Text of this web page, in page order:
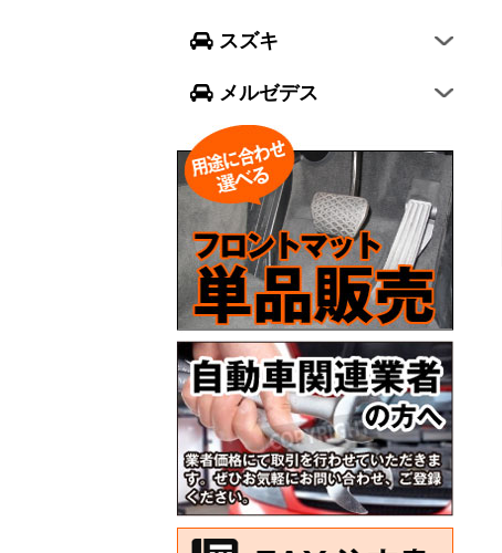
スズキ
ジムニー シエラ
メルゼデス
GLCクラス